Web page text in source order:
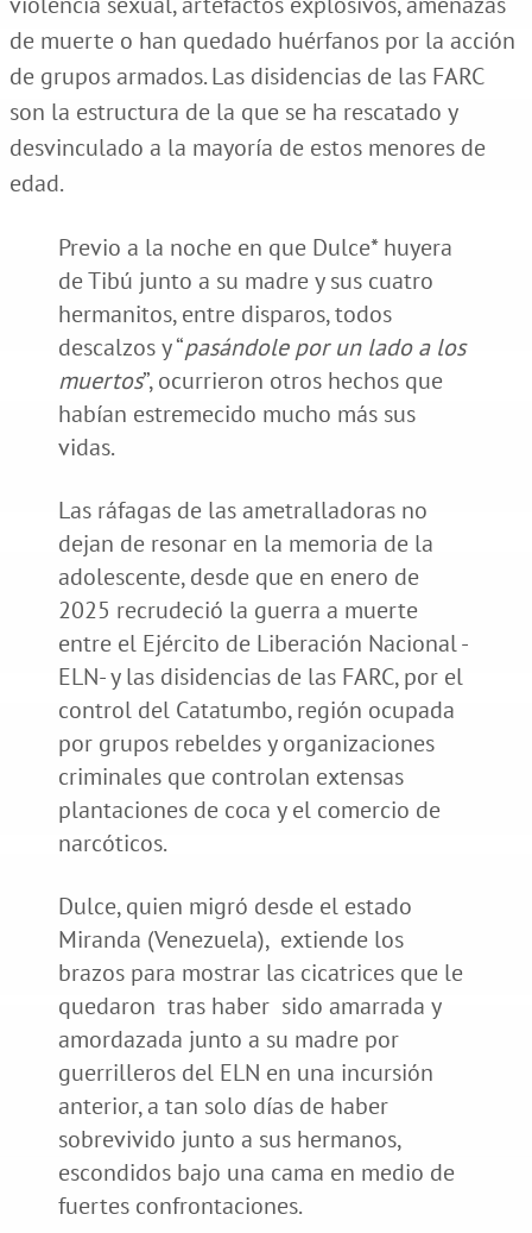
Previo a la noche en que Dulce* huyera
de Tibú junto a su madre y sus cuatro
hermanitos, entre disparos, todos
descalzos y “pasándole por un lado a los
muertos”, ocurrieron otros hechos que
habían estremecido mucho más sus
vidas.
Las ráfagas de las ametralladoras no
dejan de resonar en la memoria de la
adolescente, desde que en enero de
2025 recrudeció la guerra a muerte
entre el Ejército de Liberación Nacional -
ELN- y las disidencias de las FARC, por el
control del Catatumbo, región ocupada
por grupos rebeldes y organizaciones
criminales que controlan extensas
plantaciones de coca y el comercio de
narcóticos.
Dulce, quien migró desde el estado
Miranda (Venezuela), extiende los
brazos para mostrar las cicatrices que le
quedaron tras haber sido amarrada y
amordazada junto a su madre por
guerrilleros del ELN en una incursión
anterior, a tan solo días de haber
sobrevivido junto a sus hermanos,
escondidos bajo una cama en medio de
fuertes confrontaciones.